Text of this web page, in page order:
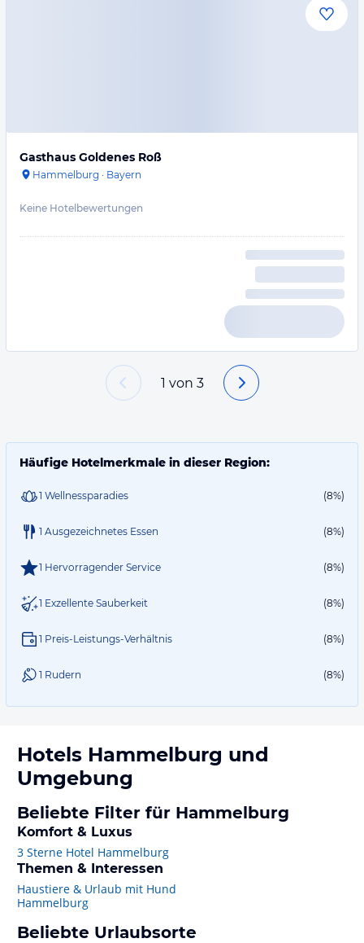
Gasthaus Goldenes Roß
Hammelburg · Bayern
Keine Hotelbewertungen
1 von 3
Häufige Hotelmerkmale in dieser Region:
1 Wellnessparadies (8%)
1 Ausgezeichnetes Essen (8%)
1 Hervorragender Service (8%)
1 Exzellente Sauberkeit (8%)
1 Preis-Leistungs-Verhältnis (8%)
1 Rudern (8%)
Hotels Hammelburg und
Umgebung
Beliebte Filter für Hammelburg
Komfort & Luxus
3 Sterne Hotel Hammelburg
Themen & Interessen
Haustiere & Urlaub mit Hund
Hammelburg
Beliebte Urlaubsorte